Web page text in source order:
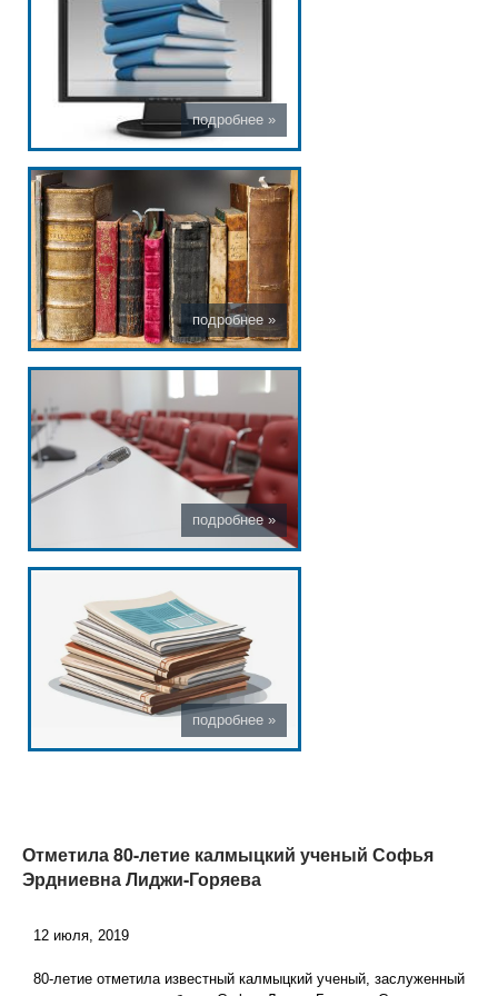
Отметила 80-летие калмыцкий ученый Софья
Эрдниевна Лиджи-Горяева
12 июля, 2019
80-летие отметила известный калмыцкий ученый, заслуженный